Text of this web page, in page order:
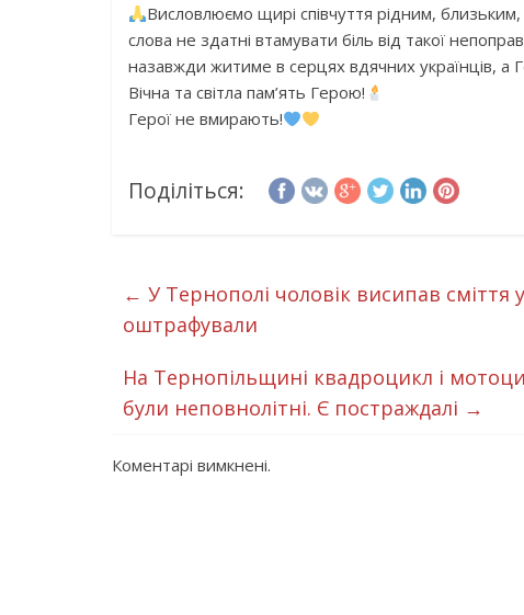
Висловлюємо щирі співчуття рідним,
слова не здатні втамувати біль від такої
назавжди житиме в серцях вдячних українців, а
Вічна та світла пам’ять Герою!
Герої не вмирають!
Поділіться:
← У Тернополі чоловік висипав сміття
оштрафували
На Тернопільщині квадроцикл і
були неповнолітні. Є постраждалі →
Коментарі вимкнені.